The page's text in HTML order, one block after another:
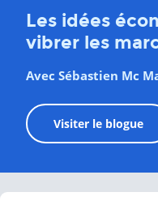
Les idées
vibrer les
Avec Sébastien Mc
Visiter le blogue